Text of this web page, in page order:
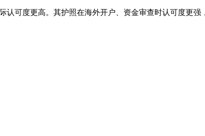
可度更高。其护照在海外开户、资金审查时认可度更